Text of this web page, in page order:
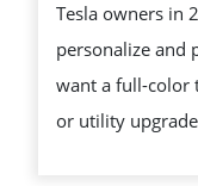
IN
2026
Tesla owners in
personalize and
want a full-color
or utility